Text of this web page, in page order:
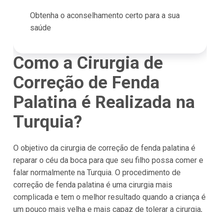
Obtenha o aconselhamento certo para a sua
saúde
Como a Cirurgia de
Correção de Fenda
Palatina é Realizada na
Turquia?
O objetivo da cirurgia de correção de fenda palatina é
reparar o céu da boca para que seu filho possa comer e
falar normalmente na Turquia. O procedimento de
correção de fenda palatina é uma cirurgia mais
complicada e tem o melhor resultado quando a criança é
um pouco mais velha e mais capaz de tolerar a cirurgia,